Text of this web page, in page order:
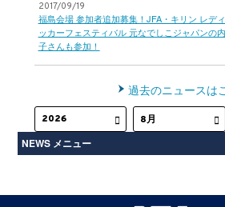
2017/09/19
福島会場 参加者追加募集！JFA・キリン レデ
ッカーフェスティバル 元なでしこジャパンの
子さんも参加！
過去のニュースは
NEWS メニュー